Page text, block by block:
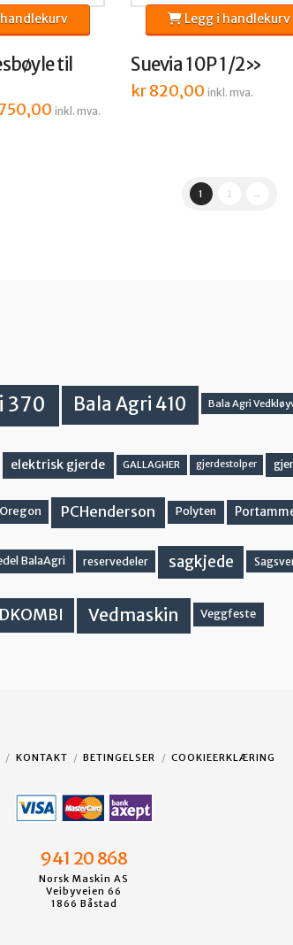
til
Nåværende
pris
inkl. mva.
Suevia 10P 1/2»
kr820,00 inkl. mva.
Legg i handlekurv
1 2 →
370 Bala Agri 410 Bala Agri
elektrisk gjerde GALLAGHER gjerdestolper
Oregon PCHenderson Polyten
BalaAgri reservedeler sagkjede
Vedmaskin Veggfeste
KONTAKT BETINGELSER COOKIEERKLÆRING
941 20 868
Norsk Maskin AS
Veibyveien 66
1866 Båstad